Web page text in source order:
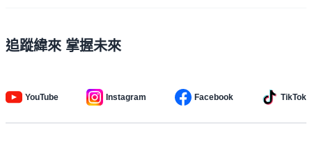
追蹤緯來 掌握未來
YouTube Instagram Facebook TikTok